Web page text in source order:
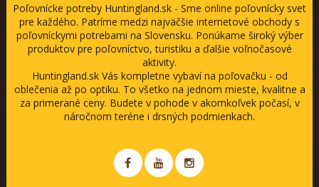
Poľovnícke potreby Huntingland.sk - Sme online poľovnícky svet
pre každého. Patríme medzi najväčšie internetové obchody s
poľovníckymi potrebami na Slovensku. Ponúkame široký výber
produktov pre poľovníctvo, turistiku a ďalšie voľnočasové
aktivity.
Huntingland.sk Vás kompletne vybaví na poľovačku - od
oblečenia až po optiku. To všetko na jednom mieste, kvalitne a
za primerané ceny. Budete v pohode v akomkoľvek počasí, v
náročnom teréne i drsných podmienkach.